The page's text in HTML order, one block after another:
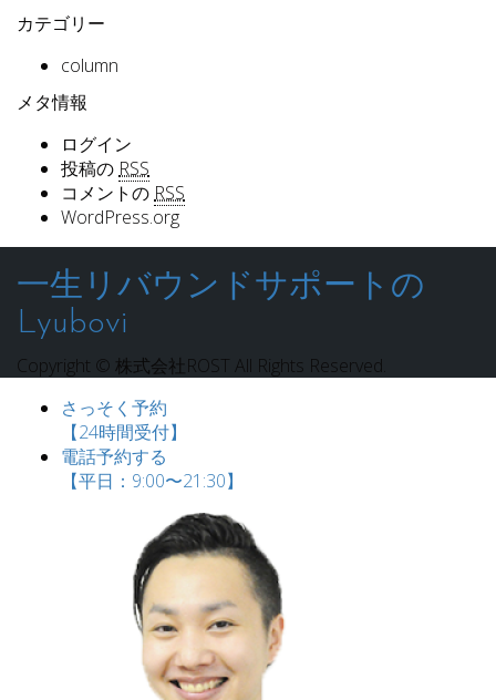
カテゴリー
column
メタ情報
ログイン
投稿の RSS
コメントの RSS
WordPress.org
一生リバウンドサポートの
Lyubovi
Copyright © 株式会社ROST All Rights Reserved.
さっそく予約
【24時間受付】
電話予約する
【平日：9:00〜21:30】